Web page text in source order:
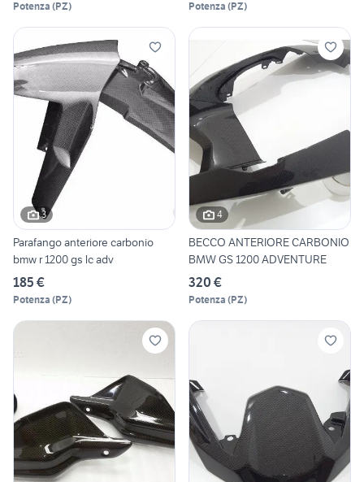
Potenza (PZ) Potenza (PZ)
3
Parafango anteriore carbonio
bmw r 1200 gs lc adv
185 €
Potenza (PZ)
4
BECCO ANTERIORE CARBONIO
BMW GS 1200 ADVENTURE
320 €
Potenza (PZ)